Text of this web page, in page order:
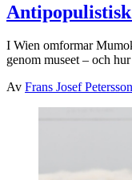
I Wien omformar
genom museet – och
Av Frans Josef Petersson